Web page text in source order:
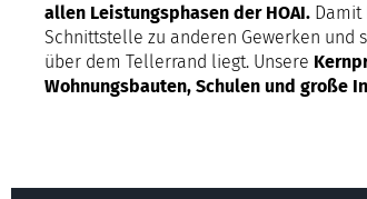
allen Leistungsphasen der HOAI. Damit
Schnittstelle zu anderen Gewerken und
über dem Tellerrand liegt. Unsere
Wohnungsbauten, Schulen und große